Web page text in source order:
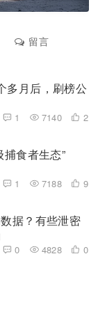
留言
多月后，刷榜公
1 7140 2
捕食者生态”
1 7188 9
据？有些泄密
0 4828 0